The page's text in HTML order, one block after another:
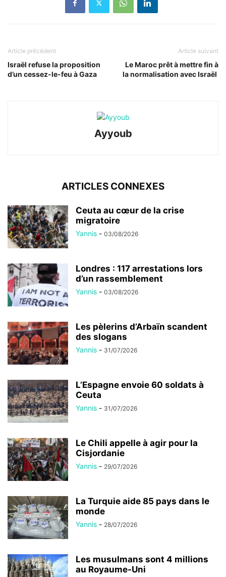
Article précédent
Israël refuse la proposition
d’un cessez-le-feu à Gaza
Article suivant
Le Maroc prêt à mettre fin à
la normalisation avec Israël
Ayyoub
ARTICLES CONNEXES
Ceuta au cœur de la crise
migratoire
Yannis - 03/08/2026
Londres : 117 arrestations lors
d’un rassemblement
Yannis - 03/08/2026
Les pèlerins d’Arbaïn scandent
des slogans
Yannis - 31/07/2026
L’Espagne envoie 60 soldats à
Ceuta
Yannis - 31/07/2026
Le Chili appelle à agir pour la
Cisjordanie
Yannis - 29/07/2026
La Turquie aide 85 pays dans le
monde
Yannis - 28/07/2026
Les musulmans sont 4 millions
au Royaume-Uni